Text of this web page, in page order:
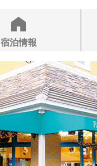
宿泊情報